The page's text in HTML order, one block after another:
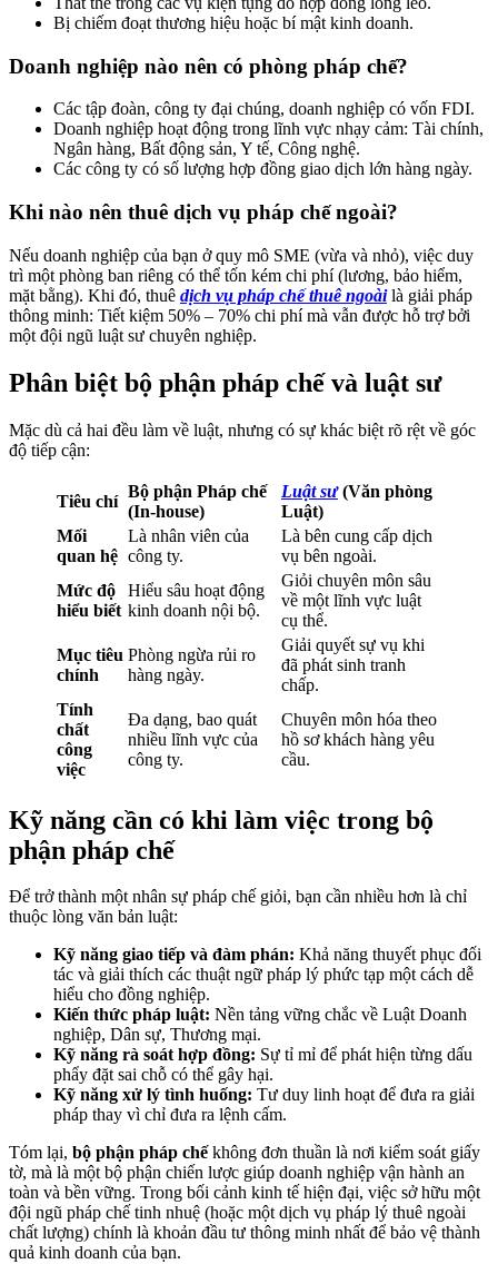
Bị chiếm đoạt thương hiệu hoặc bí mật kinh doanh.
Doanh nghiệp nào nên có phòng pháp chế?
Các tập đoàn, công ty đại chúng, doanh nghiệp có vốn FDI.
Doanh nghiệp hoạt động trong lĩnh vực nhạy cảm: Tài chính,
Ngân hàng, Bất động sản, Y tế, Công nghệ.
Các công ty có số lượng hợp đồng giao dịch lớn hàng ngày.
Khi nào nên thuê dịch vụ pháp chế ngoài?
Nếu doanh nghiệp của bạn ở quy mô SME (vừa và nhỏ), việc duy
trì một phòng ban riêng có thể tốn kém chi phí (lương, bảo hiểm,
mặt bằng). Khi đó, thuê dịch vụ pháp chế thuê ngoàilà giải pháp
thông minh: Tiết kiệm 50% – 70% chi phí mà vẫn được hỗ trợ bởi
một đội ngũ luật sư chuyên nghiệp.
Phân biệt bộ phận pháp chế và luật sư
Mặc dù cả hai đều làm về luật, nhưng có sự khác biệt rõ rệt về góc
độ tiếp cận:
Tiêu chí
Bộ phận Pháp chế
(In-house)
Luật sư(Văn phòng
Luật)
Mối
quan hệ
Là nhân viên của
công ty.
Là bên cung cấp dịch
vụ bên ngoài.
Mức độ
hiểu biết
Hiểu sâu hoạt động
kinh doanh nội bộ.
Giỏi chuyên môn sâu
về một lĩnh vực luật
cụ thể.
Mục tiêu
chính
Phòng ngừa rủi ro
hàng ngày.
Giải quyết sự vụ khi
đã phát sinh tranh
chấp.
Tính
chất
công
việc
Đa dạng, bao quát
nhiều lĩnh vực của
công ty.
Chuyên môn hóa theo
hồ sơ khách hàng yêu
cầu.
Kỹ năng cần có khi làm việc trong bộ
phận pháp chế
Để trở thành một nhân sự pháp chế giỏi, bạn cần nhiều hơn là chỉ
thuộc lòng văn bản luật:
Kỹ năng giao tiếp và đàm phán: Khả năng thuyết phục đối
tác và giải thích các thuật ngữ pháp lý phức tạp một cách dễ
hiểu cho đồng nghiệp.
Kiến thức pháp luật: Nền tảng vững chắc về Luật Doanh
nghiệp, Dân sự, Thương mại.
Kỹ năng rà soát hợp đồng: Sự tỉ mỉ để phát hiện từng dấu
phẩy đặt sai chỗ có thể gây hại.
Kỹ năng xử lý tình huống: Tư duy linh hoạt để đưa ra giải
pháp thay vì chỉ đưa ra lệnh cấm.
Tóm lại, bộ phận pháp chếkhông đơn thuần là nơi kiểm soát giấy
tờ, mà là một bộ phận chiến lược giúp doanh nghiệp vận hành an
toàn và bền vững. Trong bối cảnh kinh tế hiện đại, việc sở hữu một
đội ngũ pháp chế tinh nhuệ (hoặc một dịch vụ pháp lý thuê ngoài
chất lượng) chính là khoản đầu tư thông minh nhất để bảo vệ thành
quả kinh doanh của bạn.